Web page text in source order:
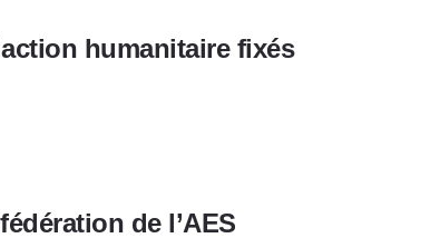
humanitaire fixés
de l’AES